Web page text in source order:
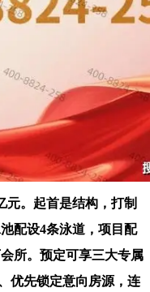
元。起首是结构，打制
配设4条泳道，项目配
所。预定可享三大专属
优先锁定意向房源，连